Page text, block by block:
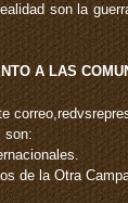
son la
A LAS
son:
de la Otra